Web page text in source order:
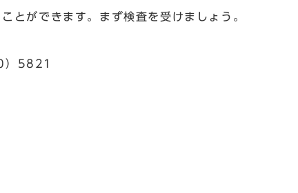
とができます。まず検査を受けましょう。
5821